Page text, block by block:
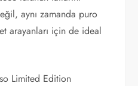
aynı zamanda puro
arayanları için de ideal
Limited Edition